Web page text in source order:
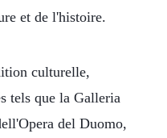
et de l'histoire.
culturelle,
tels que la Galleria
del Duomo,